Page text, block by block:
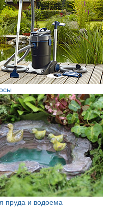
пруда и водоема